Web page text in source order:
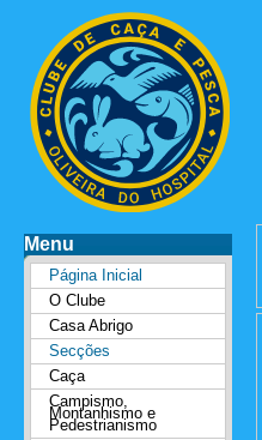
Menu
Página Inicial
O Clube
Casa Abrigo
Secções
Caça
Campismo,
Montanhismo e
Pedestrianismo